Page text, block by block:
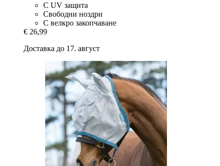
С UV защита
Свободни ноздри
С велкро закопчаване
€ 26,99
Доставка до 17. август